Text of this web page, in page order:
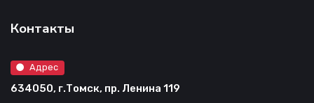
Контакты
Адрес
634050, г.Томск, пр. Ленина 119